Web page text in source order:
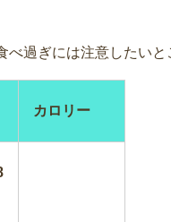
過ぎには注意したいと
カロリー